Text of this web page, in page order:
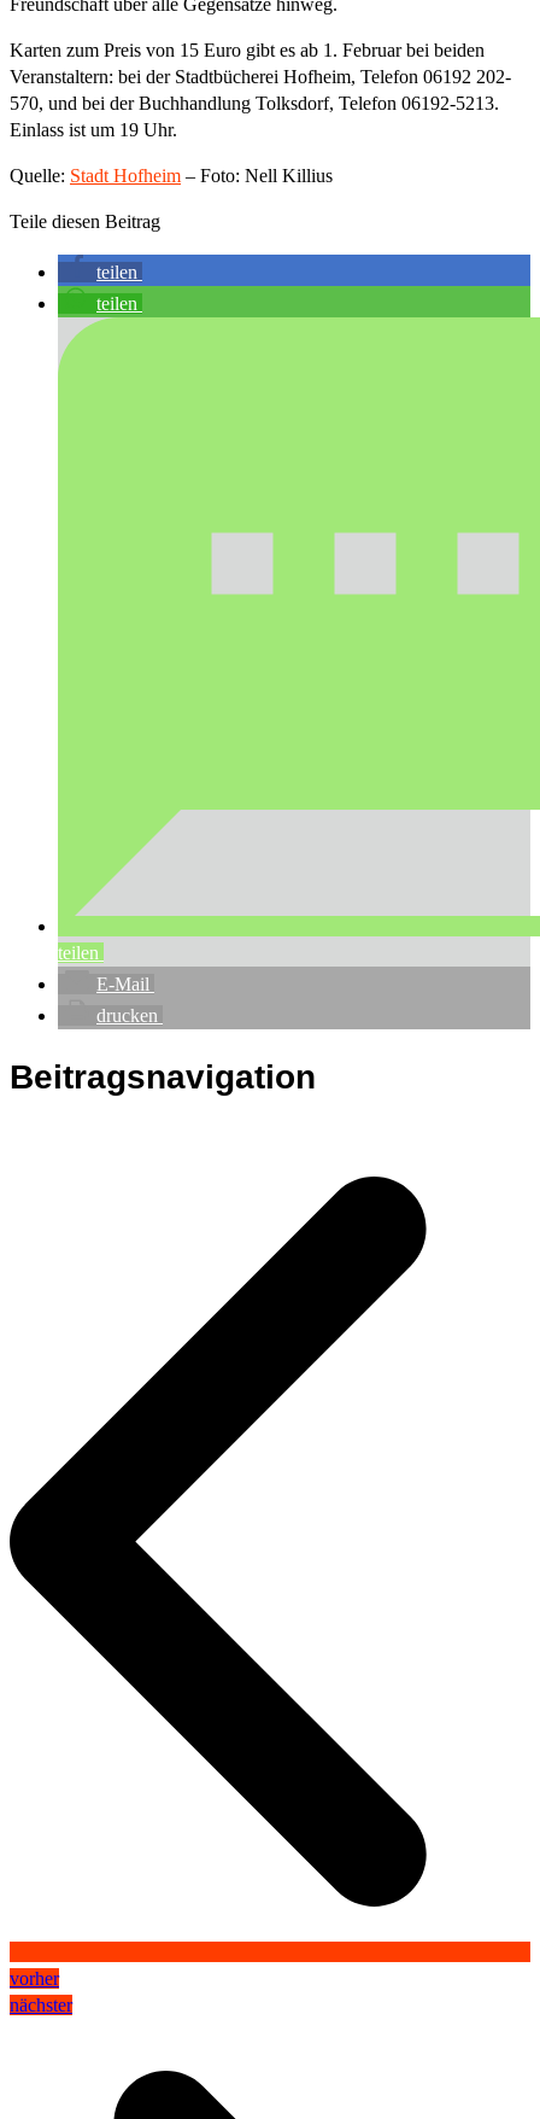
Karten zum Preis von 15 Euro gibt es ab 1. Februar bei beiden
Veranstaltern: bei der Stadtbücherei Hofheim, Telefon 06192 202-
570, und bei der Buchhandlung Tolksdorf, Telefon 06192-5213.
Einlass ist um 19 Uhr.
Quelle: Stadt Hofheim – Foto: Nell Killius
Teile diesen Beitrag
teilen
teilen
teilen
E-Mail
drucken
Beitragsnavigation
vorher
nächster